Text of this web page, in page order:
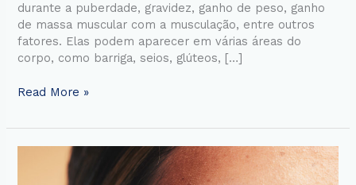
durante a puberdade, gravidez, ganho de peso, ganho
de massa muscular com a musculação, entre outros
fatores. Elas podem aparecer em várias áreas do
corpo, como barriga, seios, glúteos, […]
Read More »
Melasma